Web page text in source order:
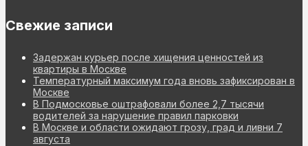
Свежие записи
Задержан курьер после хищения ценностей из
квартиры в Москве
Температурный максимум года вновь зафиксирован в
Москве
В Подмосковье оштрафовали более 2,7 тысячи
водителей за нарушение правил парковки
В Москве и области ожидают грозу, град и ливни 7
августа